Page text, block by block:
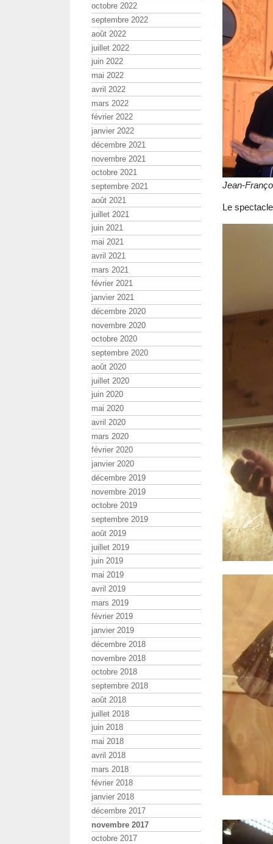
Jean-
Le
octobre 2022
septembre 2022
août 2022
juillet 2022
juin 2022
mai 2022
avril 2022
mars 2022
février 2022
janvier 2022
décembre 2021
novembre 2021
octobre 2021
septembre 2021
août 2021
juillet 2021
juin 2021
mai 2021
avril 2021
mars 2021
février 2021
janvier 2021
décembre 2020
novembre 2020
octobre 2020
septembre 2020
août 2020
juillet 2020
juin 2020
mai 2020
avril 2020
mars 2020
février 2020
janvier 2020
décembre 2019
novembre 2019
octobre 2019
septembre 2019
août 2019
juillet 2019
juin 2019
mai 2019
avril 2019
mars 2019
février 2019
janvier 2019
décembre 2018
novembre 2018
octobre 2018
septembre 2018
août 2018
juillet 2018
juin 2018
mai 2018
avril 2018
mars 2018
février 2018
janvier 2018
décembre 2017
novembre 2017
octobre 2017